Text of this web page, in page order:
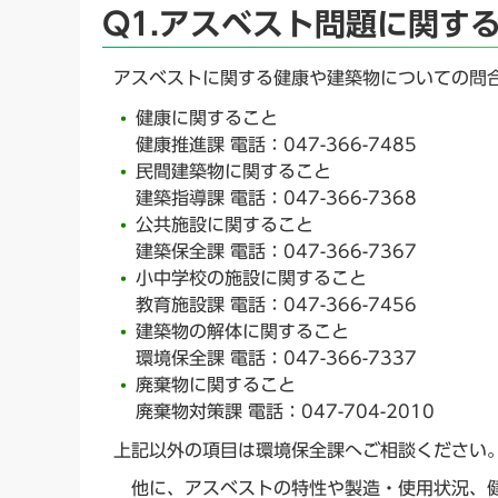
Q1.アスベスト問題に関す
アスベストに関する健康や建築物についての
健康に関すること
健康推進課 電話：047-366-7485
民間建築物に関すること
建築指導課 電話：047-366-7368
公共施設に関すること
建築保全課 電話：047-366-7367
小中学校の施設に関すること
教育施設課 電話：047-366-7456
建築物の解体に関すること
環境保全課 電話：047-366-7337
廃棄物に関すること
廃棄物対策課 電話：047-704-2010
上記以外の項目は環境保全課へご相談ください
他に、アスベストの特性や製造・使用状況、